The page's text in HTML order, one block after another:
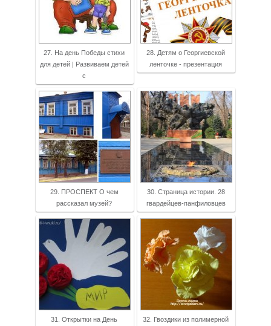
27. На день Победы стихи
для детей | Развиваем детей
с
28. Детям о Георгиевской
ленточке - презентация
29. ПРОСПЕКТ О чем
рассказал музей?
30. Страница истории. 28
гвардейцев-панфиловцев
31. Открытки на День
32. Гвоздики из полимерной